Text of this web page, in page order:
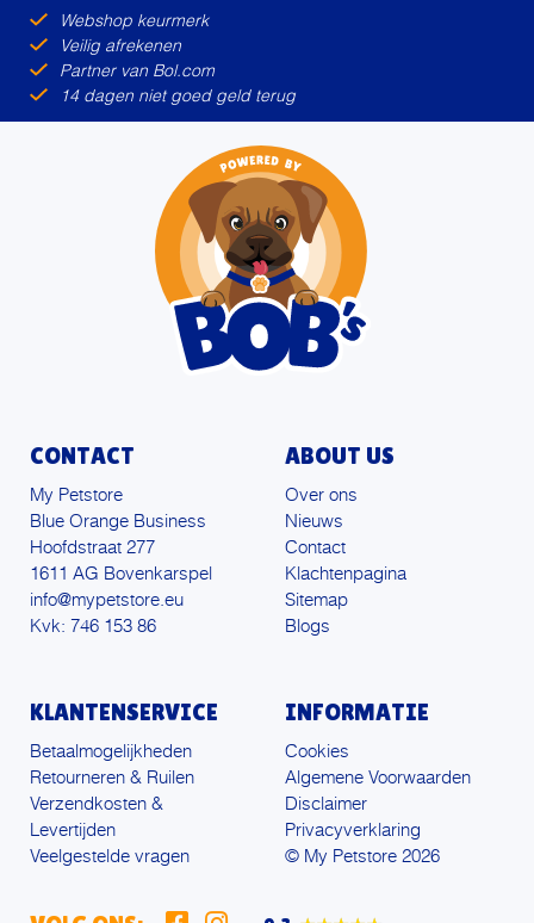
Webshop keurmerk
Veilig afrekenen
Partner van Bol.com
14 dagen niet goed geld terug
CONTACT
My Petstore
Blue Orange Business
Hoofdstraat 277
1611 AG Bovenkarspel
info@mypetstore.eu
Kvk: 746 153 86
ABOUT US
Over ons
Nieuws
Contact
Klachtenpagina
Sitemap
Blogs
KLANTENSERVICE
Betaalmogelijkheden
Retourneren & Ruilen
Verzendkosten &
Levertijden
Veelgestelde vragen
INFORMATIE
Cookies
Algemene Voorwaarden
Disclaimer
Privacyverklaring
© My Petstore 2026